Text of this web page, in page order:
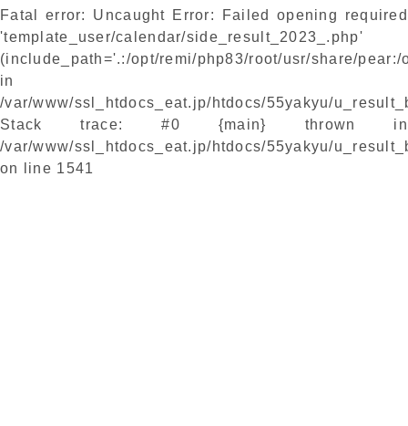
Fatal error: Uncaught Error: Failed opening required
'template_user/calendar/side_result_2023_.php'
(include_path='.:/opt/remi/php83/root/usr/share/
in
/var/www/ssl_htdocs_eat.jp/htdocs/55yakyu/
Stack trace: #0 {main} thrown in
/var/www/ssl_htdocs_eat.jp/htdocs/55yakyu/
on line 1541